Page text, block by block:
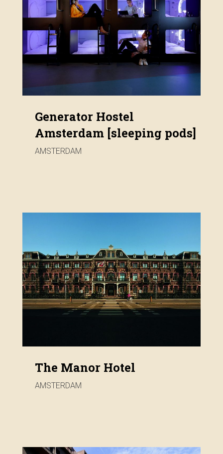
Generator Hostel
Amsterdam [sleeping pods]
AMSTERDAM
The Manor Hotel
AMSTERDAM